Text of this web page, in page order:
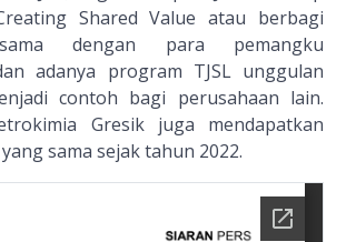
Shared Value atau berbagi
dengan para pemangku
adanya program TJSL unggulan
contoh bagi perusahaan lain.
Gresik juga mendapatkan
sama sejak tahun 2022.